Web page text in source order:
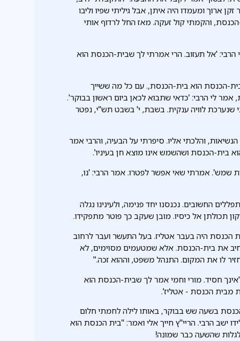
ארוך ומעמדו היה איתן, אבל גיליתי שפיו וליבו
והקמתי קול זעקה. מאז החל לרדוף אותי
'אל תעזוב. הרי אמרתי לך שבית-הכנסת הוא
הכנסת הוא בית-הכנסת,. עם כל מה ששייך
לי הרבי: 'כדאי שתבוא לכאן ביום ראשון בבוקר'.
שנערכת לוויה ענקית. בשבת, י' בשבט תש"י, נפטר
והלכתי אליו. סיפרתי על הבעיה, והרבי אמר
בית-הכנסת ושהשמש אינו מוצא חן בעיניו'.
שמש'. אמרתי שאי אפשר לפטרו. אמר הרבי: 'נו,
החשובים. נכנסנו יחד פנימה, ולעינינו נגלה
תכולתן אל כיסיו. מובן שעקב כך פוטר מתפקידו.
הכנסת היה בעבר אטליז. בעל התעשר ועבר לרחוב
את בית-הכנסת. אלא שמטעמים מסוימים, לא
לו את המקום. התנהל משפט, וההוא זכה."
חסיד. מורי וחמי אמר לך שבית-הכנסת הוא
מבית הכנסת - אטליז'.
בשעה שש בבוקר, באותו לילה לחמתי חלום
ישב הרבי. הריי"ץ חייך אלי ואמר: "בית הכנסת הוא
שהשעה כבר שמונה!